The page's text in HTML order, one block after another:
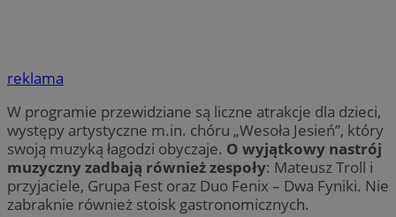
reklama
W programie przewidziane są liczne atrakcje dla dzieci,
występy artystyczne m.in. chóru „Wesoła Jesień”, który
swoją muzyką łagodzi obyczaje. O wyjątkowy nastrój
muzyczny zadbają również zespoły: Mateusz Troll i
przyjaciele, Grupa Fest oraz Duo Fenix – Dwa Fyniki. Nie
zabraknie również stoisk gastronomicznych.